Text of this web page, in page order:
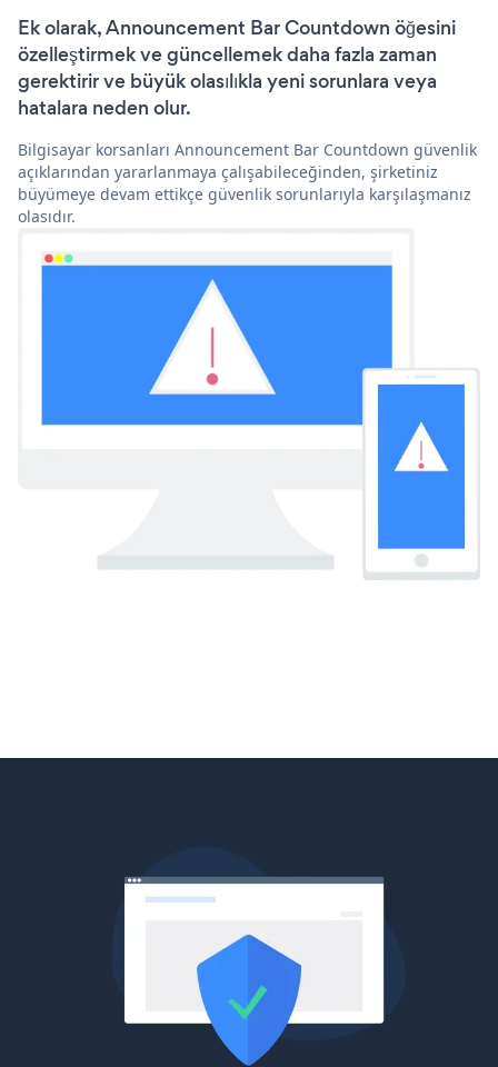
Ek olarak, Announcement Bar Countdown öğesini
özelleştirmek ve güncellemek daha fazla zaman
gerektirir ve büyük olasılıkla yeni sorunlara veya
hatalara neden olur.
Bilgisayar korsanları Announcement Bar Countdown güvenlik
açıklarından yararlanmaya çalışabileceğinden, şirketiniz
büyümeye devam ettikçe güvenlik sorunlarıyla karşılaşmanız
olasıdır.